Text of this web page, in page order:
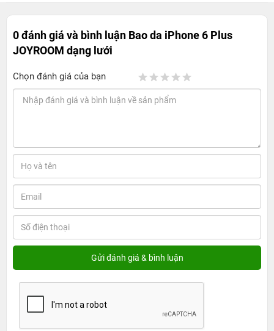
0 đánh giá và bình luận Bao da iPhone 6 Plus
JOYROOM dạng lưới
Chọn đánh giá của bạn